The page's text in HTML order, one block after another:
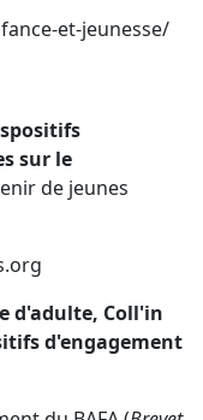
et-jeunesse/
sur le
de jeunes
d'adulte, Coll'in
d'engagement